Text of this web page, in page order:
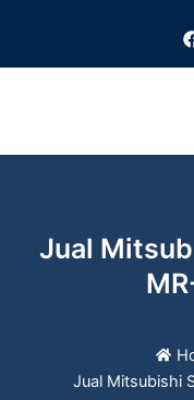
content
Jual
Jual Mitsubishi